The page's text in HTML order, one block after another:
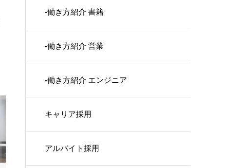
-働き方紹介 書籍
-働き方紹介 営業
-働き方紹介 エンジニア
キャリア採用
アルバイト採用